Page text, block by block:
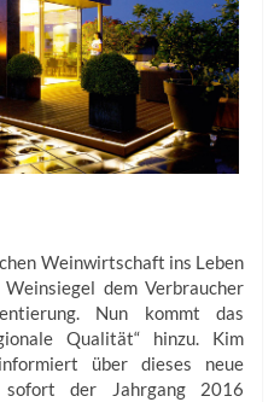
Weinwirtschaft ins Leben
dem Verbraucher
Nun kommt das
Qualität“ hinzu. Kim
über dieses neue
der Jahrgang 2016